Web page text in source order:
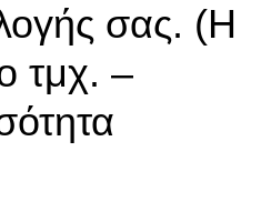
σας. (Η
τμχ. –